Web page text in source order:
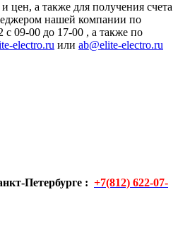
цен, а также для получения счета
нашей компании по
с 09-00 до 17-00 , а также по
electro.ru или ab@elite-electro.ru
Петербурге : +7(812) 622-07-